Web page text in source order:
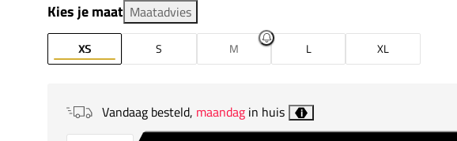
Kies je maat Maatadvies
XS S M L XL
Vandaag besteld, maandag in huis i